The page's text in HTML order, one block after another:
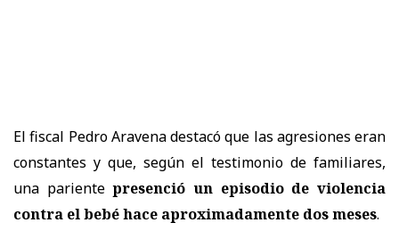
El fiscal Pedro Aravena destacó que las agresiones eran
constantes y que, según el testimonio de familiares,
una parientepresenció un episodio de violencia
contra el bebé hace aproximadamente dos meses.